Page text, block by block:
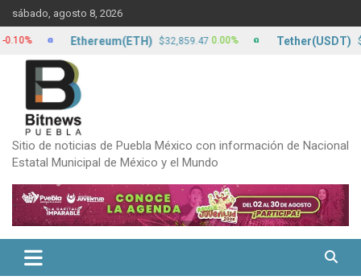
Skip
to
content
sábado, agosto 8, 2026
Sitio de noticias de Puebla México con información de Nacional
Estatal Municipal de México y el Mundo
Ethereum(ETH) $32,859.47 0.00% Tether(USDT) $17.13